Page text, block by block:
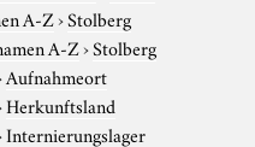
A-Z›Stolberg
A-Z›Stolberg
Aufnahmeort
Herkunftsland
Internierungslager